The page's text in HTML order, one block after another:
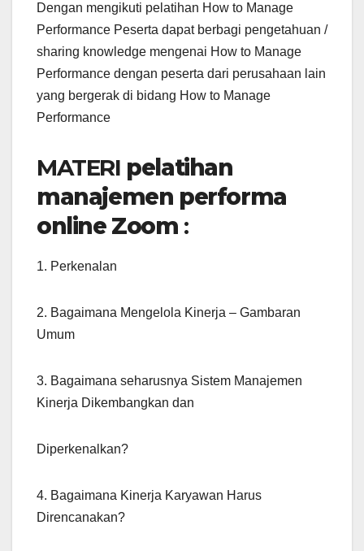
Dengan mengikuti pelatihan How to Manage
Performance Peserta dapat berbagi pengetahuan /
sharing knowledge mengenai How to Manage
Performance dengan peserta dari perusahaan lain
yang bergerak di bidang How to Manage
Performance
MATERI pelatihan
manajemen performa
online Zoom :
1. Perkenalan
2. Bagaimana Mengelola Kinerja – Gambaran
Umum
3. Bagaimana seharusnya Sistem Manajemen
Kinerja Dikembangkan dan
Diperkenalkan?
4. Bagaimana Kinerja Karyawan Harus
Direncanakan?